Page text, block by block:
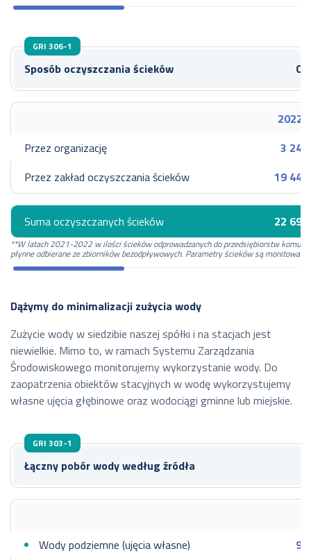
GRI 306-1
Sposób oczyszczania ścieków
2022
Przez organizację
3
Przez zakład oczyszczania ścieków
19
Suma oczyszczanych ścieków 22
**W latach 2021-2022 w ilości ścieków odprowadzanych do przedsiębiorstw
płynne odbierane ze zbiorników bezodpływowych. Parametry ścieków są monitowane
Dążymy do minimalizacji zużycia wody
Zużycie wody w siedzibie naszej spółki i na stacjach jest
niewielkie. Mimo to, w ramach Systemu Zarządzania
Środowiskowego monitorujemy wykorzystanie wody. Do
zaopatrzenia obiektów stacyjnych w wodę wykorzystujemy
własne ujęcia głębinowe oraz wodociągi gminne lub miejskie.
GRI 303-1
Łączny pobór wody według źródła
Wody podziemne (ujęcia własne)
9